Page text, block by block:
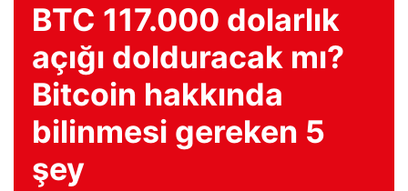
BTC 117.000 dolarlık
açığı dolduracak mı?
Bitcoin hakkında
bilinmesi gereken 5
şey